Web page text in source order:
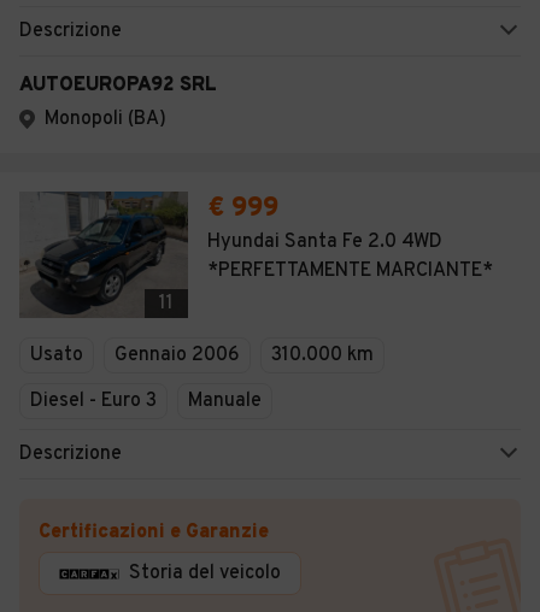
Descrizione
AUTOEUROPA92 SRL
Monopoli (BA)
11
€ 999
Hyundai Santa Fe 2.0 4WD
*PERFETTAMENTE MARCIANTE*
Usato Gennaio 2006
310.000 km
Diesel - Euro 3
Manuale
Descrizione
Certificazioni e Garanzie
Storia del veicolo